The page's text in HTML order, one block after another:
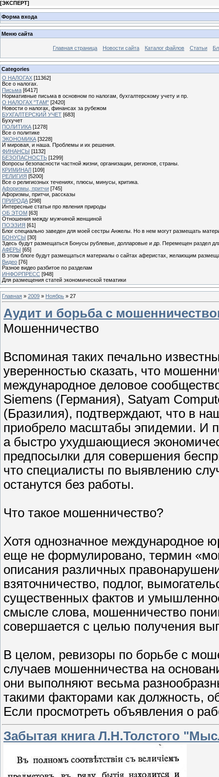
[ЭКСПЕРТ]
Форма входа
Меню сайта
Главная страница Новости сайта Каталог файлов Статьи
Categories
О НАЛОГАХ [11362]
Все о налогах.
Письма [6417]
Нормативные письма в основном по налогам, бухгалтерскому учету и пр.
О НАЛОГАХ "ТАМ" [2420]
Новости о налогах, финансах за рубежом
БУХГАЛТЕРСКИЙ УЧЕТ [683]
Бухучет
ПОЛИТИКА [1278]
Все о политике
ЭКОНОМИКА [3228]
И мировая, и наша. Проблемы и их решения.
ФИНАНСЫ [1132]
БЕЗОПАСНОСТЬ [1299]
Вопросы безопасности частной жизни, организации, регионов, страны.
КРИМИНАЛ [109]
РЕЛИГИЯ [5200]
Все о религиозных течениях, плюсы, минусы, критика.
Афоризмы, притчи [745]
Афоризмы, притчи, рассказы
ПРИРОДА [298]
Интересные статьи про явления природы
ОБ ЭТОМ [63]
Отношения между мужчиной женщиной
ПОЭЗИЯ [61]
Блог специально заведен для моей сестры Анжелы. Но в нем могут размещать
БОНУСЫ [30]
Здесь будут размещаться Бонусы рублевые, долларовые и др. Перемещен раздел
АФЕРЫ [65]
В этом блоге будут размещаться материалы о сайтах аферистах, желающим
Видео [76]
Разное видео разбитое по разделам
ИНФОРПРЕСС [948]
Для размещения статей экономической тематики
Главная » 2009 » Ноябрь » 27
Аудит и борьба с
Мошенничество
Вспоминая таких печально
уверенностью сказать, что
международное деловое
Siemens (Германия), Satyam
(Бразилия), подтверждают, что в
приобрело масштабы эпидемии. И
а быстро ухудшающиеся
предпосылки для совершения
что специалисты по выявлению
останутся без работы.
Что такое мошенничество?
Хотя однозначное международное
еще не формулировано, термин
описания различных
взяточничество, подлог,
существенных фактов и
смысле слова, мошенничество
совершается с целью получения
В целом, ревизоры по борьбе с
случаев мошенничества на
они выполняют весьма
такими факторами как должность,
Если просмотреть объявления о
Забытая книга Л.Н.Толстого